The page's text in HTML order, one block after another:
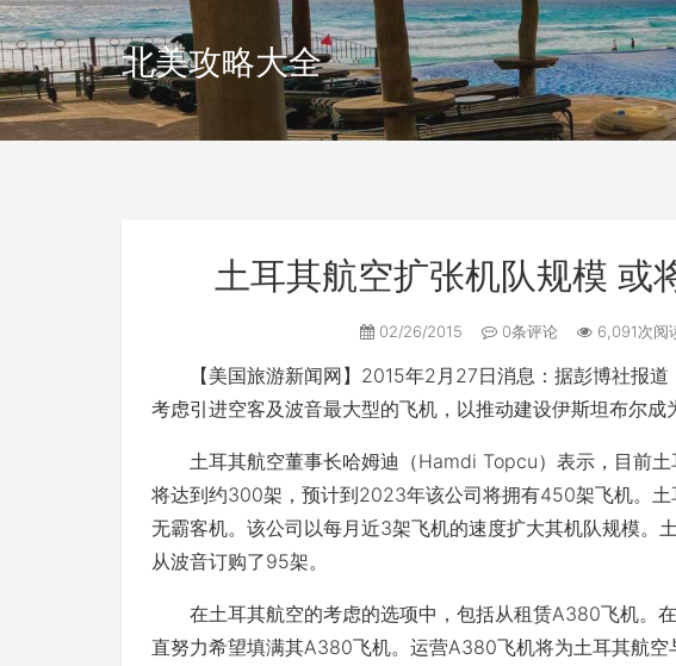
北美攻略大全
土耳其航空扩张机队规模 或
02/26/2015 0条评论 6,091次阅
【美国旅游新闻网】2015年2月27日消息：据彭博社报道
考虑引进空客及波音最大型的飞机，以推动建设伊斯坦布尔成
土耳其航空董事长哈姆迪（Hamdi Topcu）表示，目前土
将达到约300架，预计到2023年该公司将拥有450架飞机。
无霸客机。该公司以每月近3架飞机的速度扩大其机队规模。
从波音订购了95架。
在土耳其航空的考虑的选项中，包括从租赁A380飞机。
直努力希望填满其A380飞机。运营A380飞机将为土耳其航空